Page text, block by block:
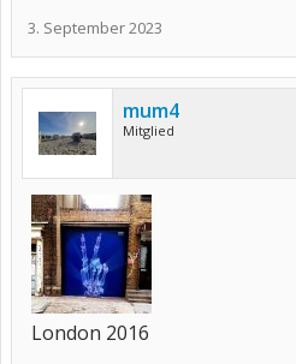
3. September 2023
mum4
Mitglied
London 2016